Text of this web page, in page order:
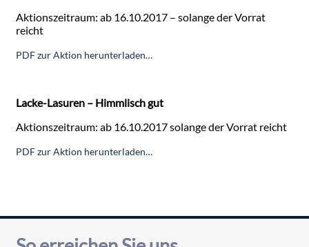
Aktionszeitraum: ab 16.10.2017 – solange der Vorrat
reicht
PDF zur Aktion herunterladen…
Lacke-Lasuren – Himmlisch gut
Aktionszeitraum: ab 16.10.2017 solange der Vorrat reicht
PDF zur Aktion herunterladen…